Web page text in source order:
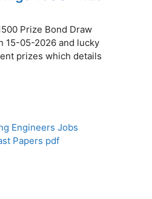
Prize Bond Draw
15-05-2026 and lucky
prizes which details